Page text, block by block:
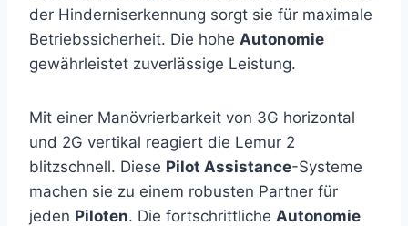
der Hinderniserkennung sorgt sie für maximale
Betriebssicherheit. Die hohe Autonomie
gewährleistet zuverlässige Leistung.
Mit einer Manövrierbarkeit von 3G horizontal
und 2G vertikal reagiert die Lemur 2
blitzschnell. Diese Pilot Assistance-Systeme
machen sie zu einem robusten Partner für
jeden Piloten. Die fortschrittliche Autonomie